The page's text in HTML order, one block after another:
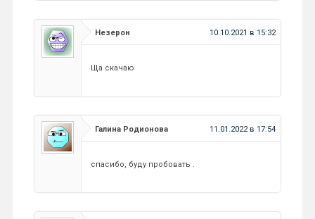
Незерон 10.10.2021 в 15:32
Ща скачаю
Галина Родионова 11.01.2022 в 17:54
спасибо, буду пробовать .